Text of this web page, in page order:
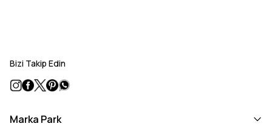
Bizi Takip Edin
Marka Park